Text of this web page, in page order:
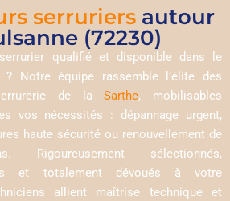
serruriers autour
(72230)
qualifié et disponible dans le
? Notre équipe rassemble l’élite des
de laSarthe, mobilisables
vos nécessités : dépannage urgent,
haute sécurité ou renouvellement de
Rigoureusement sélectionnés,
et totalement dévoués à votre
allient maîtrise technique et